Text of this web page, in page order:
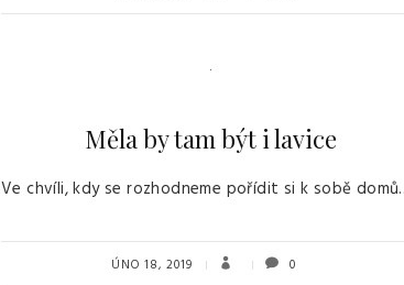
Měla by tam být i lavice
Ve chvíli, kdy se rozhodneme pořídit si k sobě
ÚNO 18, 2019 0